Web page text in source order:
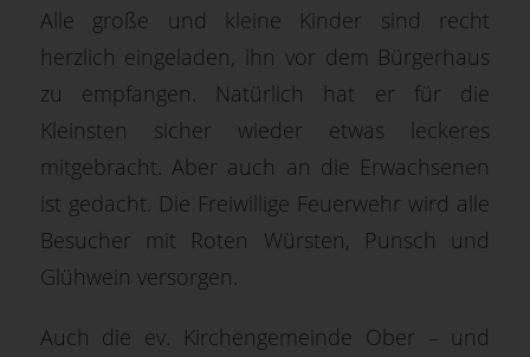
Alle große und kleine Kinder sind recht
herzlich eingeladen, ihn vor dem Bürgerhaus
zu empfangen. Natürlich hat er für die
Kleinsten sicher wieder etwas leckeres
mitgebracht. Aber auch an die Erwachsenen
ist gedacht. Die Freiwillige Feuerwehr wird alle
Besucher mit Roten Würsten, Punsch und
Glühwein versorgen.
Auch die ev. Kirchengemeinde Ober – und